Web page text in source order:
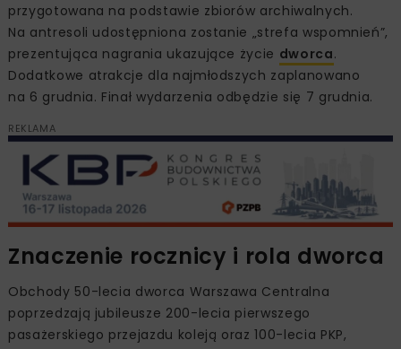
przygotowana na podstawie zbiorów archiwalnych.
Na antresoli udostępniona zostanie „strefa wspomnień”,
prezentująca nagrania ukazujące życie dworca.
Dodatkowe atrakcje dla najmłodszych zaplanowano
na 6 grudnia. Finał wydarzenia odbędzie się 7 grudnia.
REKLAMA
Znaczenie rocznicy i rola dworca
Obchody 50-lecia dworca Warszawa Centralna
poprzedzają jubileusze 200-lecia pierwszego
pasażerskiego przejazdu koleją oraz 100-lecia PKP,